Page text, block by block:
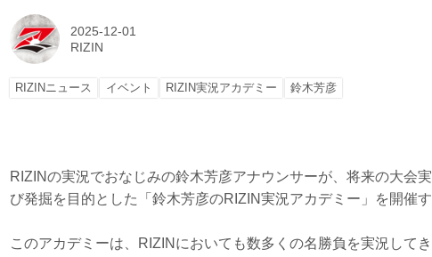
2025-12-01
RIZIN
RIZINニュース イベント RIZIN実況アカデミー 鈴木芳彦
RIZINの実況でおなじみの鈴木芳彦アナウンサーが、将来の大会
び発掘を目的とした「鈴木芳彦のRIZIN実況アカデミー」を開催
このアカデミーは、RIZINにおいても数多くの名勝負を実況して